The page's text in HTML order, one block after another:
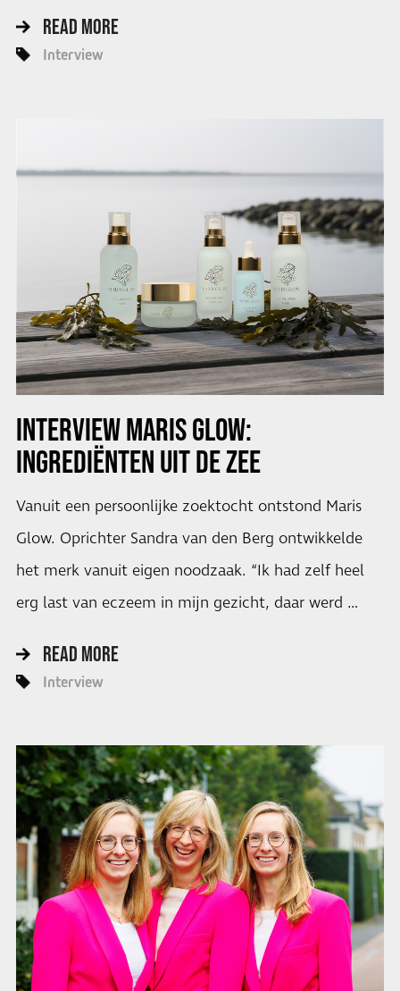
READ MORE
Interview
INTERVIEW MARIS GLOW:
INGREDIËNTEN UIT DE ZEE
Vanuit een persoonlijke zoektocht ontstond Maris
Glow. Oprichter Sandra van den Berg ontwikkelde
het merk vanuit eigen noodzaak. “Ik had zelf heel
erg last van eczeem in mijn gezicht, daar werd …
READ MORE
Interview